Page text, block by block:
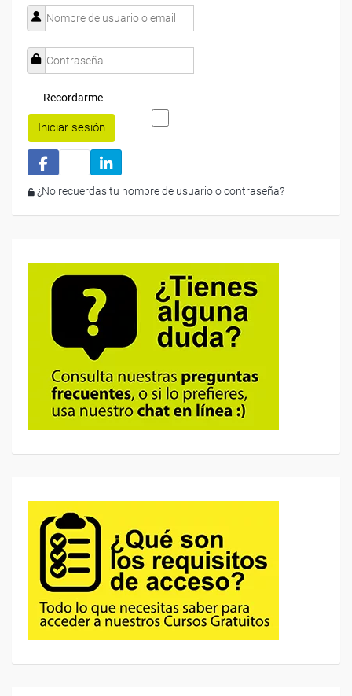
Recordarme
Iniciar sesión
¿No recuerdas tu nombre de usuario o contraseña?